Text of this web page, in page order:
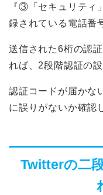
『③「セキュリティ
録されている電話番
送信された6桁の認
れば、2段階認証の
認証コードが届かな
に誤りがないか確認
Twitterの二